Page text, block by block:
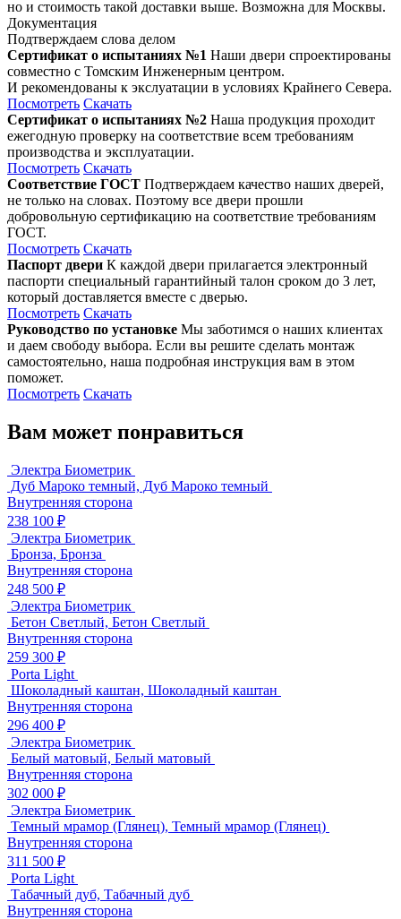
но и стоимость такой доставки выше. Возможна для Москвы.
Документация
Подтверждаем слова делом
Сертификат о испытаниях №1 Наши двери спроектированы
совместно с Томским Инженерным центром.
И рекомендованы к экслуатации в условиях Крайнего Севера.
Посмотреть Скачать
Сертификат о испытаниях №2 Наша продукция проходит
ежегодную проверку на соответствие всем требованиям
производства и эксплуатации.
Посмотреть Скачать
Соответствие ГОСТ Подтверждаем качество наших дверей,
не только на словах. Поэтому все двери прошли
добровольную сертификацию на соответствие требованиям
ГОСТ.
Посмотреть Скачать
Паспорт двери К каждой двери прилагается электронный
паспорти специальный гарантийный талон сроком до 3 лет,
который доставляется вместе с дверью.
Посмотреть Скачать
Руководство по установке Мы заботимся о наших клиентах
и даем свободу выбора. Если вы решите сделать монтаж
самостоятельно, наша подробная инструкция вам в этом
поможет.
Посмотреть Скачать
Вам может понравиться
Электра Биометрик
Дуб Мароко темный, Дуб Мароко темный
Внутренняя сторона
238 100 ₽
Электра Биометрик
Бронза, Бронза
Внутренняя сторона
248 500 ₽
Электра Биометрик
Бетон Светлый, Бетон Светлый
Внутренняя сторона
259 300 ₽
Porta Light
Шоколадный каштан, Шоколадный каштан
Внутренняя сторона
296 400 ₽
Электра Биометрик
Белый матовый, Белый матовый
Внутренняя сторона
302 000 ₽
Электра Биометрик
Темный мрамор (Глянец), Темный мрамор (Глянец)
Внутренняя сторона
311 500 ₽
Porta Light
Табачный дуб, Табачный дуб
Внутренняя сторона